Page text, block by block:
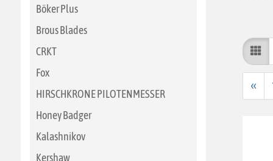
«
Böker Plus
Brous Blades
CRKT
Fox
HIRSCHKRONE PILOTENMESSER
Honey Badger
Kalashnikov
Kershaw